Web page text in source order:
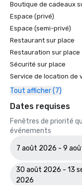
Boutique de cadeaux
Espace (privé)
Espace (semi-privé)
Restaurant sur place
Restauration sur place
Sécurité sur place
Service de location de
Tout afficher (7)
Dates requises
Fenêtres de priorité
événements
7 août 2026 - 9
30 août 2026 - 13
2026